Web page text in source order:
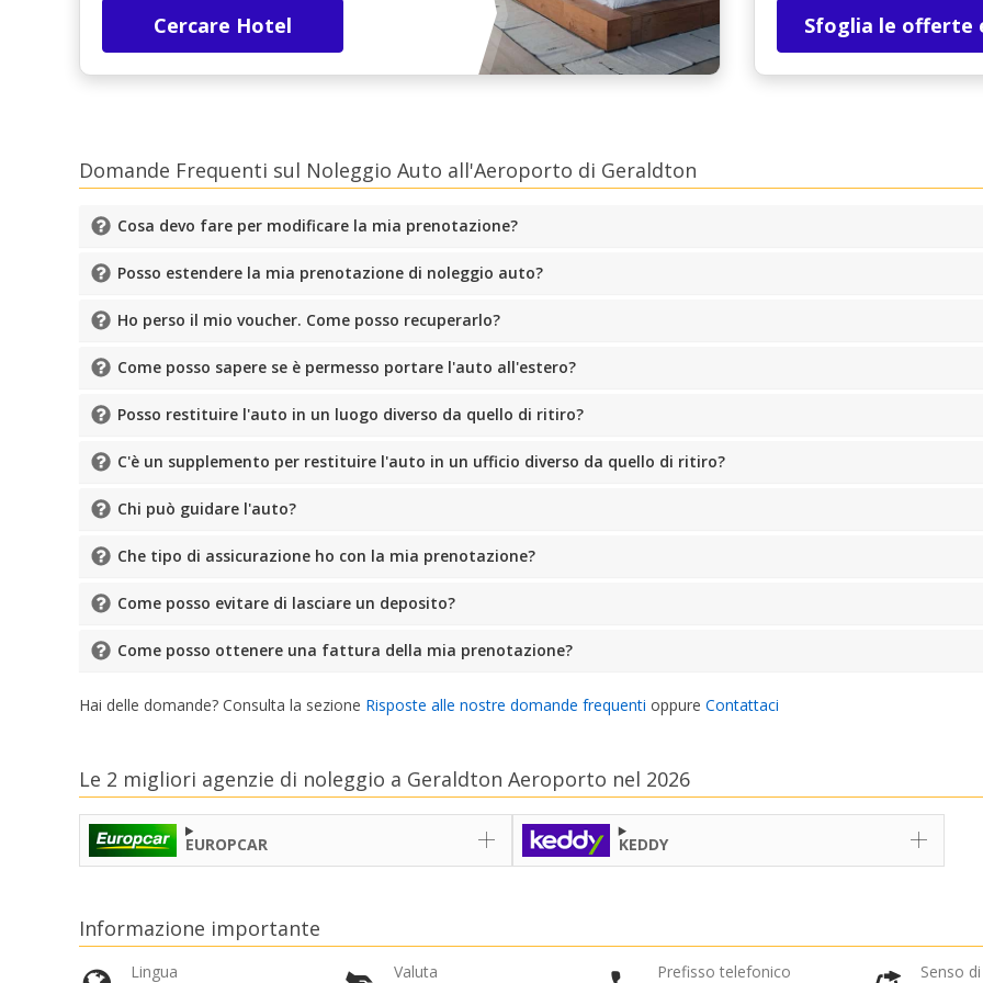
Cercare Hotel Sfoglia le offerte
Domande Frequenti sul Noleggio Auto all'Aeroporto di Geraldton
Cosa devo fare per modificare la mia prenotazione?
Posso estendere la mia prenotazione di noleggio auto?
Ho perso il mio voucher. Come posso recuperarlo?
Come posso sapere se è permesso portare l'auto all'estero?
Posso restituire l'auto in un luogo diverso da quello di ritiro?
C'è un supplemento per restituire l'auto in un ufficio diverso da quello di ritiro?
Chi può guidare l'auto?
Che tipo di assicurazione ho con la mia prenotazione?
Come posso evitare di lasciare un deposito?
Come posso ottenere una fattura della mia prenotazione?
Hai delle domande? Consulta la sezione Risposte alle nostre domande frequenti oppure Contattaci
Le 2 migliori agenzie di noleggio a Geraldton Aeroporto nel 2026
EUROPCAR KEDDY
Informazione importante
Lingua Valuta Prefisso telefonico Senso